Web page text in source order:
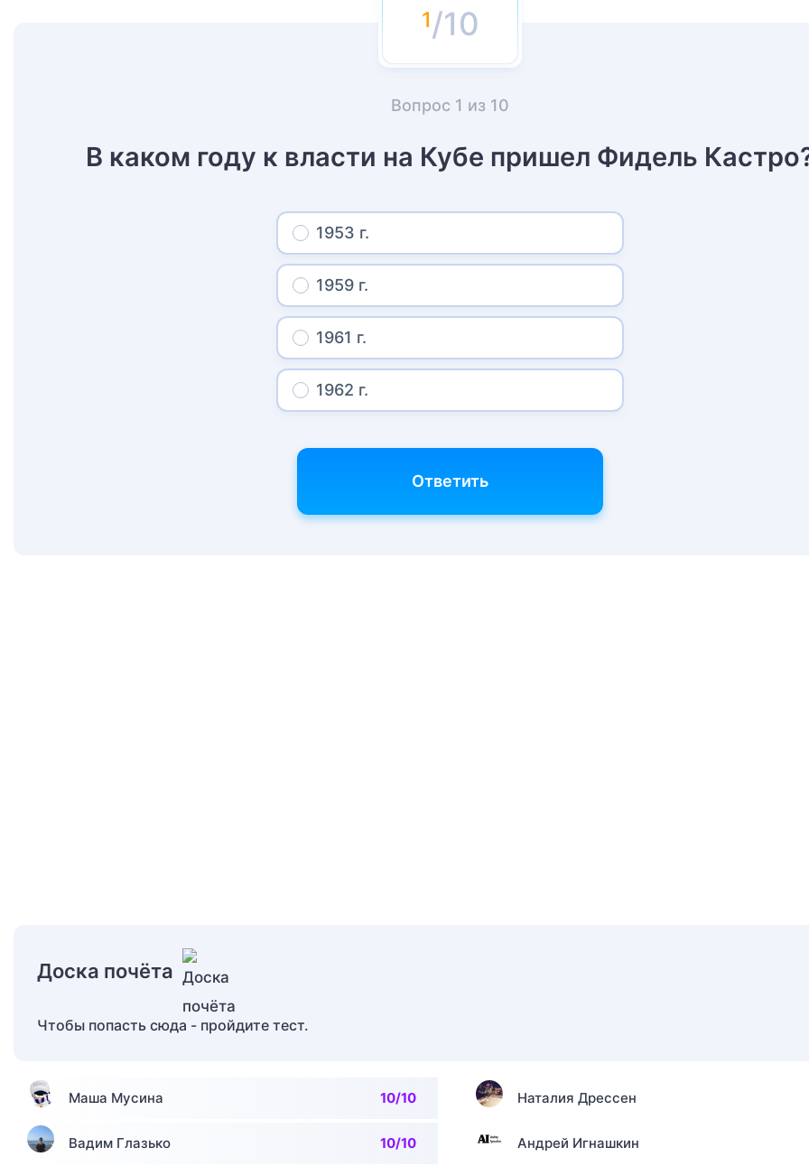
/10
Вопрос 1 из 10
В каком году к власти на Кубе пришел Фидель
1953 г.
1959 г.
1961 г.
1962 г.
Ответить
Доска почёта
Чтобы попасть сюда - пройдите тест.
Маша Мусина 10/10 Наталия Дрессен
Вадим Глазько 10/10 Андрей Игнашкин